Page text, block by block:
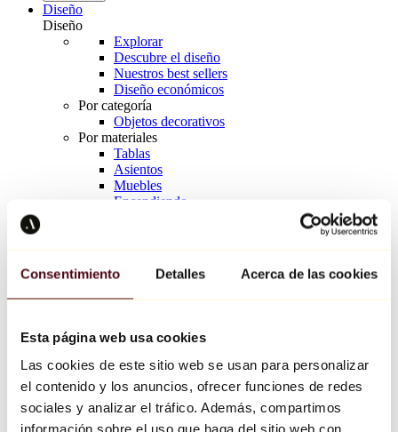
Consentimiento Detalles Acerca de las cookies
Esta página web usa cookies
Las cookies de este sitio web se usan para personalizar
el contenido y los anuncios, ofrecer funciones de redes
sociales y analizar el tráfico. Además, compartimos
información sobre el uso que haga del sitio web con
Diseño
Diseño
Explorar
Descubre el diseño
Nuestros best sellers
Diseño económicos
Por categoría
Objetos decorativos
Por materiales
Tablas
Asientos
Muebles
Encendiendo
Richard Orlinski
Keith Haring
Jeff Koons
Jean-Michel Basquiat
Todos los diseñadores
Obra de la semana